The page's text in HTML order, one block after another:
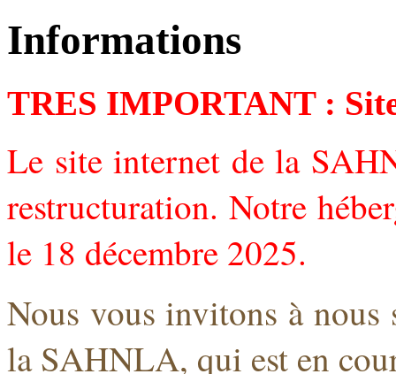
Informations
TRES IMPORTANT :
Le site internet de la
restructuration. Notre
le 18 décembre 2025.
Nous vous invitons à nous
la SAHNLA, qui est en